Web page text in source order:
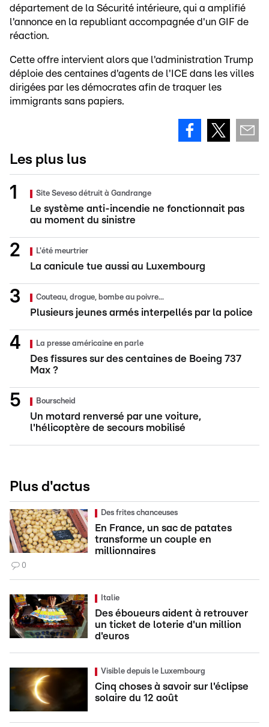
département de la Sécurité intérieure, qui a amplifié
l'annonce en la republiant accompagnée d'un GIF de
réaction.
Cette offre intervient alors que l'administration Trump
déploie des centaines d'agents de l'ICE dans les villes
dirigées par les démocrates afin de traquer les
immigrants sans papiers.
Les plus lus
Site Seveso détruit à Gandrange
Le système anti-incendie ne fonctionnait pas
au moment du sinistre
L'été meurtrier
La canicule tue aussi au Luxembourg
Couteau, drogue, bombe au poivre...
Plusieurs jeunes armés interpellés par la police
La presse américaine en parle
Des fissures sur des centaines de Boeing 737
Max ?
Bourscheid
Un motard renversé par une voiture,
l'hélicoptère de secours mobilisé
Plus d'actus
Des frites chanceuses
En France, un sac de patates
transforme un couple en
millionnaires
0
Italie
Des éboueurs aident à retrouver
un ticket de loterie d'un million
d'euros
Visible depuis le Luxembourg
Cinq choses à savoir sur l'éclipse
solaire du 12 août